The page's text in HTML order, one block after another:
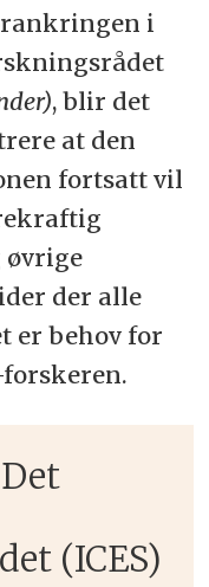
i
, blir det
at den
fortsatt vil
øvrige
der alle
er behov for
(ICES)